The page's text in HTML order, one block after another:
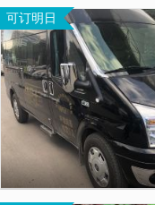
模
式
6
个
模
块,
按
下
Tab
信
三潭瀑布
彝人古镇
元谋土林驿栈
姚安梦幻大世界
楚雄火城景区
峨碌公园-兴隆寺
可订明日